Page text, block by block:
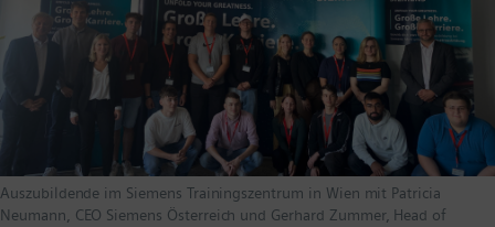
Auszubildende im Siemens Trainingszentrum in Wien mit Patricia
Neumann, CEO Siemens Österreich und Gerhard Zummer, Head of